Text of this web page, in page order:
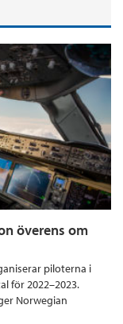
överens om
piloterna i
för 2022–2023.
Norwegian